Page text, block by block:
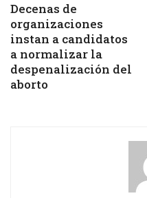
Decenas de
organizaciones
instan a candidatos
a normalizar la
despenalización del
aborto